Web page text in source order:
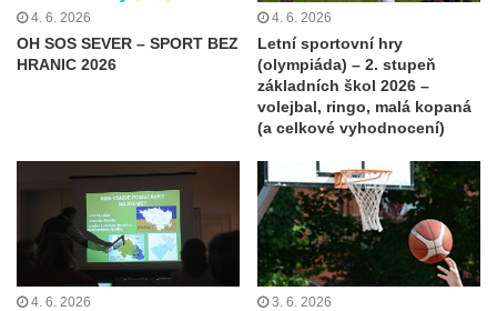
4. 6. 2026
OH SOS SEVER – SPORT BEZ
HRANIC 2026
4. 6. 2026
Letní sportovní hry
(olympiáda) – 2. stupeň
základních škol 2026 –
volejbal, ringo, malá kopaná
(a celkové vyhodnocení)
4. 6. 2026 3. 6. 2026